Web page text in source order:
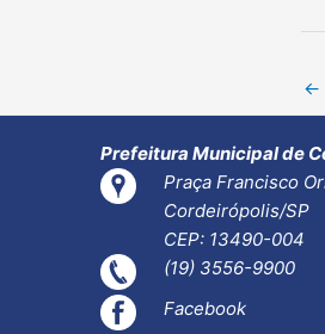
←
Prefeitura Municipal de
Praça Francisco
Cordeirópolis/SP
CEP: 13490-004
(19) 3556-9900
Facebook